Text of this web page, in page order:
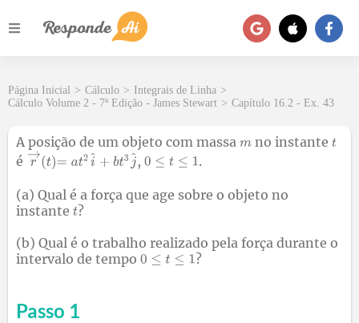
Página Inicial > Cálculo > Integrais de Linha >
Cálculo Volume 2 - 7ª Edição - James Stewart > Capítulo 16.2 - Ex. 43
A posição de um objeto com massa
no instante
é
, .
(a) Qual é a força que age sobre o objeto no
instante ?
(b) Qual é o trabalho realizado pela força durante o
intervalo de tempo
?
Passo 1